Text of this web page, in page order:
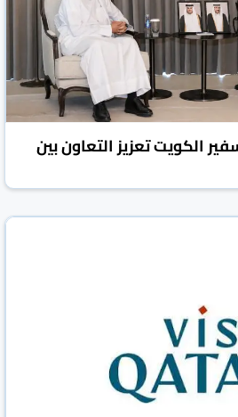
الكويت تعزيز التعاون بين